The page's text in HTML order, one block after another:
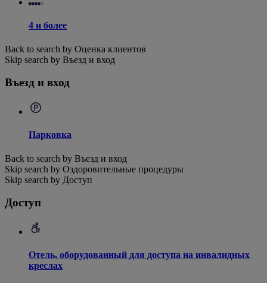
4 и более
Back to search by Оценка клиентов
Skip search by Въезд и вход
Въезд и вход
Парковка
Back to search by Въезд и вход
Skip search by Оздоровительные процедуры
Skip search by Доступ
Доступ
Отель, оборудованный для доступа на инвалидных
креслах